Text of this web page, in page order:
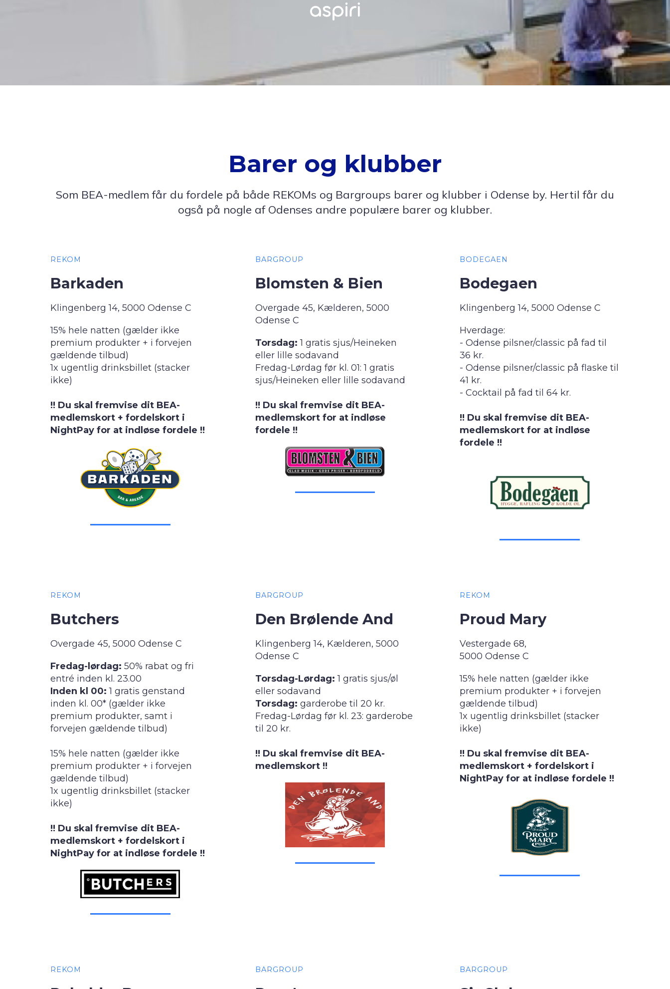
Barer og klubber
Som BEA-medlem får du fordele på både REKOMs og Bargroups barer og klubber i Odense by. Hertil får du
også på nogle af Odenses andre populære barer og klubber.
REKOM
Barkaden
Klingenberg 14, 5000 Odense C
15% hele natten (gælder ikke
premium produkter + i forvejen
gældende tilbud)
1x ugentlig drinksbillet (stacker
ikke)
!! Du skal fremvise dit BEA-
medlemskort + fordelskort i
NightPay for at indløse fordele !!
BARGROUP
Blomsten & Bien
Overgade 45, Kælderen, 5000
Odense C
Torsdag: 1 gratis sjus/Heineken
eller lille sodavand
Fredag-Lørdag før kl. 01: 1 gratis
sjus/Heineken eller lille sodavand
!! Du skal fremvise dit BEA-
medlemskort for at indløse
fordele !!
BODEGAEN
Bodegaen
Klingenberg 14, 5000 Odense C
Hverdage:
- Odense pilsner/classic på fad til
36 kr.
- Odense pilsner/classic på flaske til
41 kr.
- Cocktail på fad til 64 kr.
!! Du skal fremvise dit BEA-
medlemskort for at indløse
fordele !!
REKOM
Butchers
Overgade 45, 5000 Odense C
Fredag-lørdag: 50% rabat og fri
entré inden kl. 23.00
Inden kl 00:1 gratis genstand
inden kl. 00* (gælder ikke
premium produkter, samt i
forvejen gældende tilbud)
15% hele natten (gælder ikke
premium produkter + i forvejen
gældende tilbud)
1x ugentlig drinksbillet (stacker
ikke)
!! Du skal fremvise dit BEA-
medlemskort + fordelskort i
NightPay for at indløse fordele !!
BARGROUP
Den Brølende And
Klingenberg 14, Kælderen, 5000
Odense C
Torsdag-Lørdag: 1 gratis sjus/øl
eller sodavand
Torsdag: garderobe til 20 kr.
Fredag-Lørdag før kl. 23: garderobe
til 20 kr.
!! Du skal fremvise dit BEA-
medlemskort !!
REKOM
Proud Mary
Vestergade 68,
5000 Odense C
15% hele natten (gælder ikke
premium produkter + i forvejen
gældende tilbud)
1x ugentlig drinksbillet (stacker
ikke)
!! Du skal fremvise dit BEA-
medlemskort + fordelskort i
NightPay for at indløse fordele !!
REKOM BARGROUP BARGROUP